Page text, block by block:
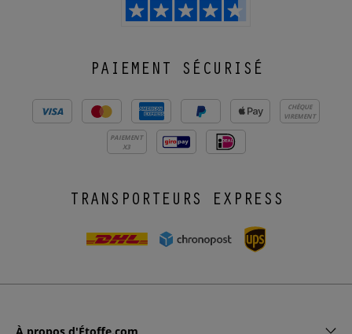
PAIEMENT SÉCURISÉ
CHÈQUE
VIREMENT
PAIEMENT
X3
TRANSPORTEURS EXPRESS